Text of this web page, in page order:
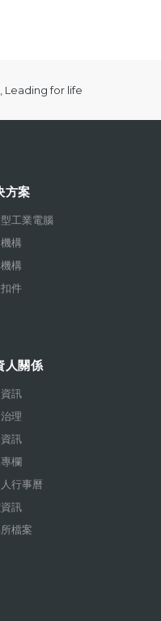
Leading for life
方案
工業電腦
構
構
件
人關係
訊
理
訊
欄
行事曆
訊
檔案